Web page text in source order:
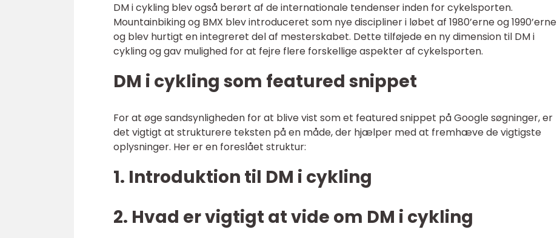
DM i cykling blev også berørt af de internationale tendenser inden for cykelsporten.
Mountainbiking og BMX blev introduceret som nye discipliner i løbet af 1980’erne og 1990’erne
og blev hurtigt en integreret del af mesterskabet. Dette tilføjede en ny dimension til DM i
cykling og gav mulighed for at fejre flere forskellige aspekter af cykelsporten.
DM i cykling som featured snippet
For at øge sandsynligheden for at blive vist som et featured snippet på Google søgninger, er
det vigtigt at strukturere teksten på en måde, der hjælper med at fremhæve de vigtigste
oplysninger. Her er en foreslået struktur:
1. Introduktion til DM i cykling
2. Hvad er vigtigt at vide om DM i cykling